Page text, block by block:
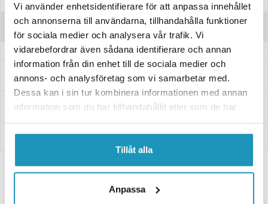
Vi använder enhetsidentifierare för att anpassa innehållet
och annonserna till användarna, tillhandahålla funktioner
för sociala medier och analysera vår trafik. Vi
vidarebefordrar även sådana identifierare och annan
information från din enhet till de sociala medier och
annons- och analysföretag som vi samarbetar med.
Dessa kan i sin tur kombinera informationen med annan
information som du har tillhandahållit eller som de har
Tillåt alla
Anpassa
Recensioner
Frågor och svar
Leverans- & Returinformation
Betalning
Relaterade produkter